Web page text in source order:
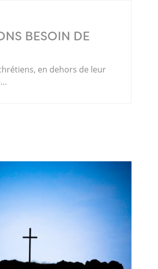
BESOIN DE
en dehors de leur